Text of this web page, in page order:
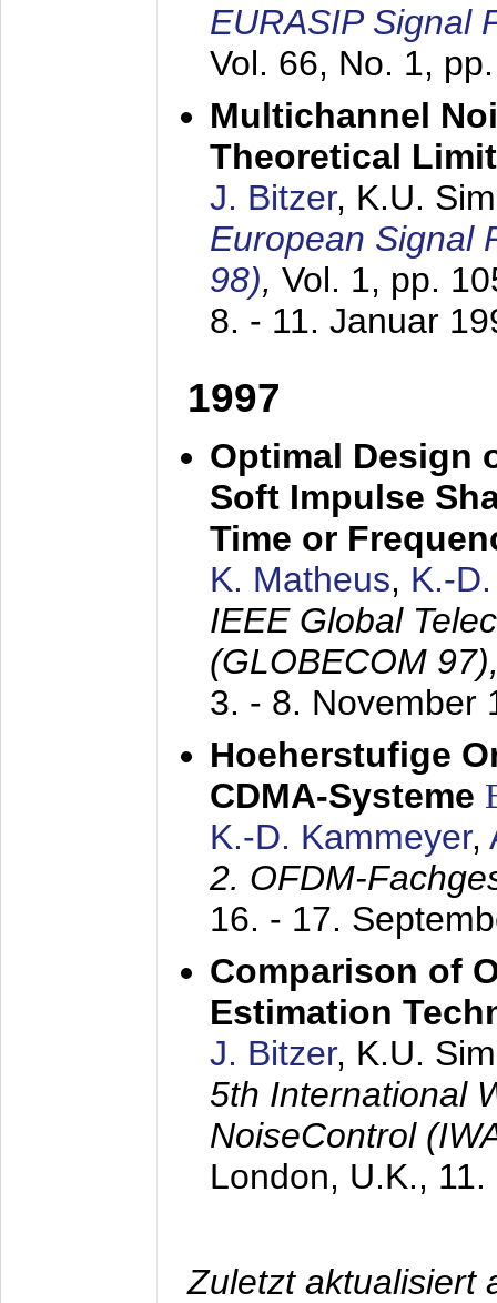
EURASIP Signal
Vol. 66, No. 1,
Multichannel
Theoretical
J. Bitzer, K.U.
European Signal
98), Vol. 1, pp.
8. - 11. Januar
1997
Optimal Design
Soft Impulse
Time or
K. Matheus, K.-
IEEE Global
(GLOBECOM
3. - 8. November
Hoeherstufige
CDMA-Systeme
K.-D. Kammeyer,
2. OFDM-
16. - 17.
Comparison of
Estimation
J. Bitzer, K.U.
5th International
NoiseControl
London, U.K.,
Zuletzt aktualisiert